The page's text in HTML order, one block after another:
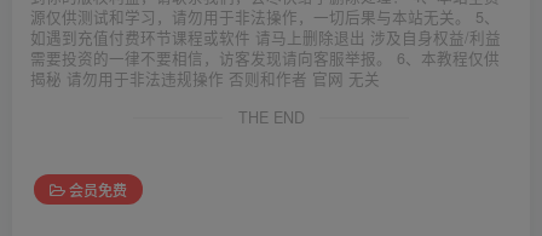
源仅供测试和学习，请勿用于非法操作，一切后果与本站无关。 5、
如遇到充值付费环节课程或软件 请马上删除退出 涉及自身权益/利益
需要投资的一律不要相信，访客发现请向客服举报。 6、本教程仅供
揭秘 请勿用于非法违规操作 否则和作者 官网 无关
THE END
会员免费